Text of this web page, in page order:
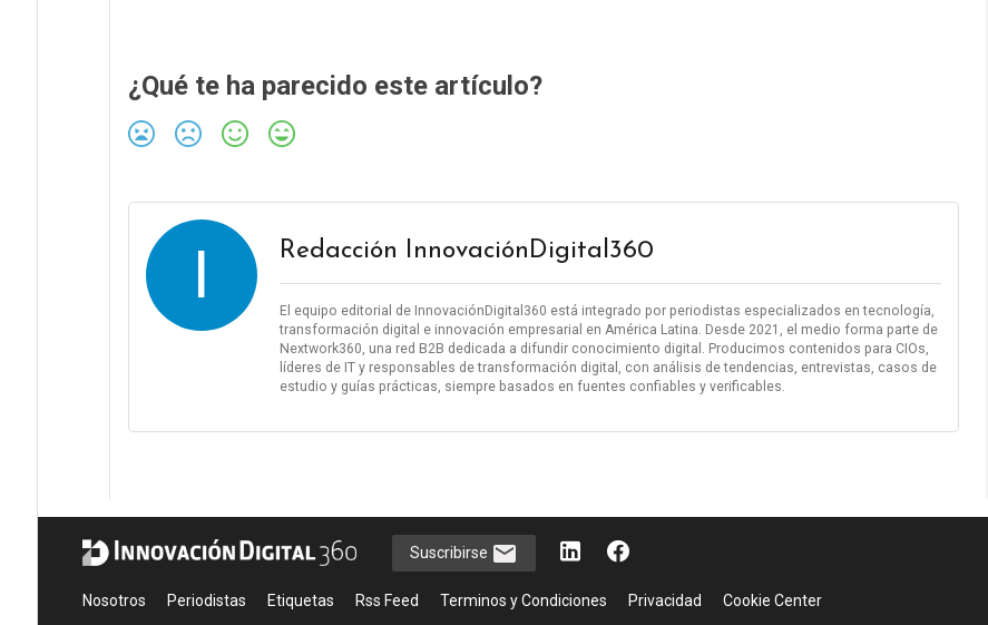
¿Qué te ha parecido este artículo?
I Redacción InnovaciónDigital360
El equipo editorial de InnovaciónDigital360 está integrado por periodistas especializados en tecnología,
transformación digital e innovación empresarial en América Latina. Desde 2021, el medio forma parte de
Nextwork360, una red B2B dedicada a difundir conocimiento digital. Producimos contenidos para CIOs,
líderes de IT y responsables de transformación digital, con análisis de tendencias, entrevistas, casos de
estudio y guías prácticas, siempre basados en fuentes confiables y verificables.
Suscribirse
Nosotros Periodistas Etiquetas Rss Feed Terminos y Condiciones Privacidad Cookie Center